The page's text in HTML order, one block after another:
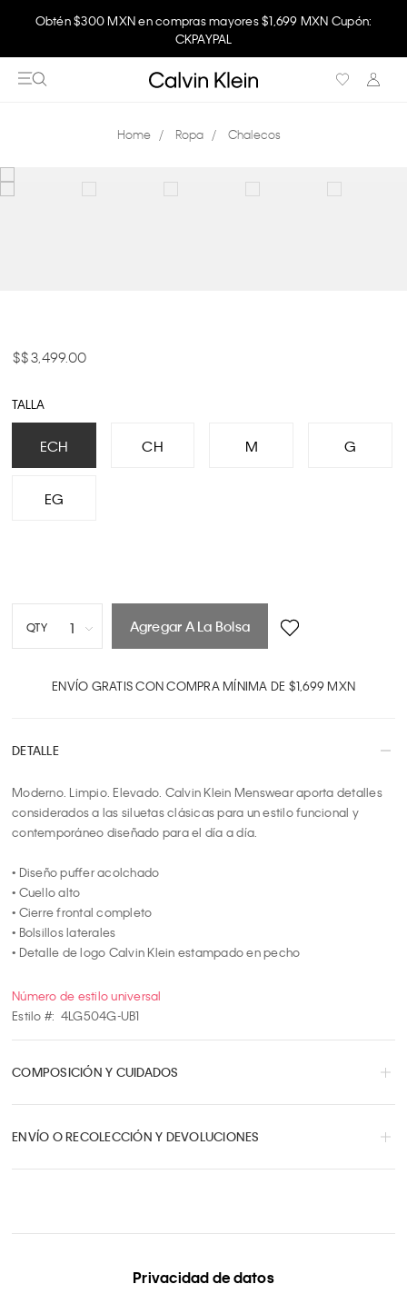
Obtén $300 MXN en compras mayores $1,699 MXN Cupón:
CKPAYPAL
Ropa Chalecos
$ 3,499.00
TALLA
ECH CH M G
EG
QTY 1
5
7
10
Agregar A La Bolsa
ENVÍO GRATIS CON COMPRA MÍNIMA DE $1,699 MXN
DETALLE
Moderno. Limpio. Elevado. Calvin Klein Menswear aporta detalles
considerados a las siluetas clásicas para un estilo funcional y
contemporáneo diseñado para el día a día.
• Diseño puffer acolchado
• Cuello alto
• Cierre frontal completo
• Bolsillos laterales
• Detalle de logo Calvin Klein estampado en pecho
Número de estilo universal
Estilo #: 4LG504G-UB1
COMPOSICIÓN Y CUIDADOS
ENVÍO O RECOLECCIÓN Y DEVOLUCIONES
Privacidad de datos